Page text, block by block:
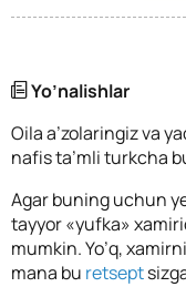
Yo’nalishlar
Oila a’zolaringiz va
nafis ta’mli turkcha
Agar buning uchun
tayyor «yufka»
mumkin. Yo’q,
mana bu retsept